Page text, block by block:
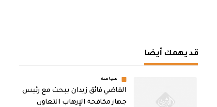
قد يهمك أيضا
سياسة
القاضي فائق زيدان يبحث مع رئيس
جهاز مكافحة الإرهاب التعاون